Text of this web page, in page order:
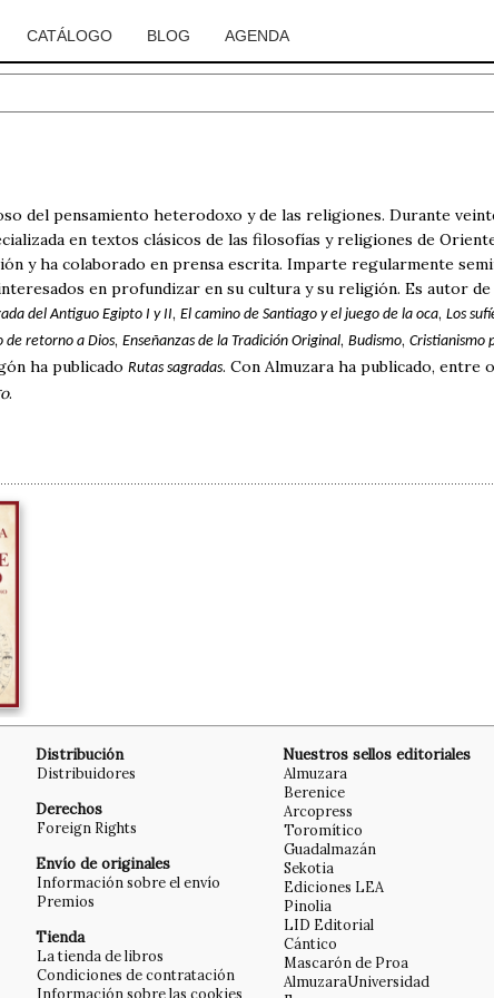
CATÁLOGO BLOG AGENDA
del pensamiento heterodoxo y de las religiones. Durante
en textos clásicos de las filosofías y religiones de
y ha colaborado en prensa escrita. Imparte regularmente
en profundizar en su cultura y su religión. Es autor
del Antiguo Egipto I y II, El camino de Santiago y el juego de la oca, Los
de retorno a Dios, Enseñanzas de la Tradición Original, Budismo, Cristianismo
ha publicado Rutas sagradas. Con Almuzara ha publicado, entre
.
Distribución
Distribuidores
Derechos
Foreign Rights
Envío de originales
Información sobre el envío
Premios
Tienda
La tienda de libros
Condiciones de contratación
Información sobre las cookies
Nuestros sellos editoriales
Almuzara
Berenice
Arcopress
Toromítico
Guadalmazán
Sekotia
Ediciones LEA
Pinolia
LID Editorial
Cántico
Mascarón de Proa
AlmuzaraUniversidad